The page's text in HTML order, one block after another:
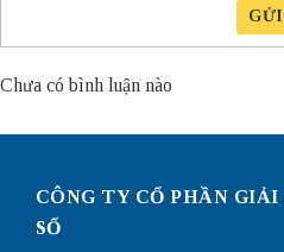
GỬI
Chưa có bình luận nào
CÔNG TY CỔ PHẦN GIẢI
SỐ